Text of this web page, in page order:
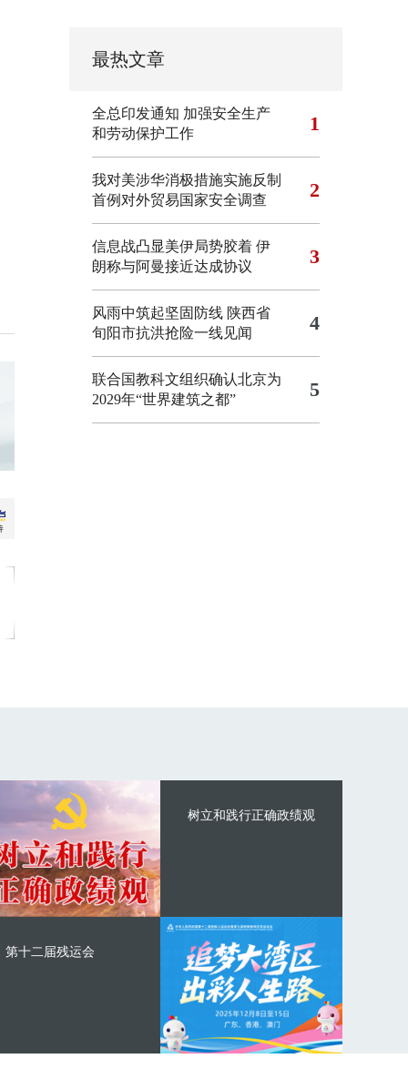
最热文章
全总印发通知 加强安全生产
和劳动保护工作
1
我对美涉华消极措施实施反制
首例对外贸易国家安全调查
2
信息战凸显美伊局势胶着 伊
朗称与阿曼接近达成协议
3
风雨中筑起坚固防线 陕西省
旬阳市抗洪抢险一线见闻
4
联合国教科文组织确认北京为
2029年“世界建筑之都”
5
树立和践行正确政绩观
第十二届残运会